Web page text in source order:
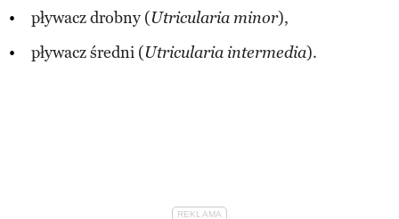
pływacz drobny (Utricularia minor),
pływacz średni (Utricularia intermedia).